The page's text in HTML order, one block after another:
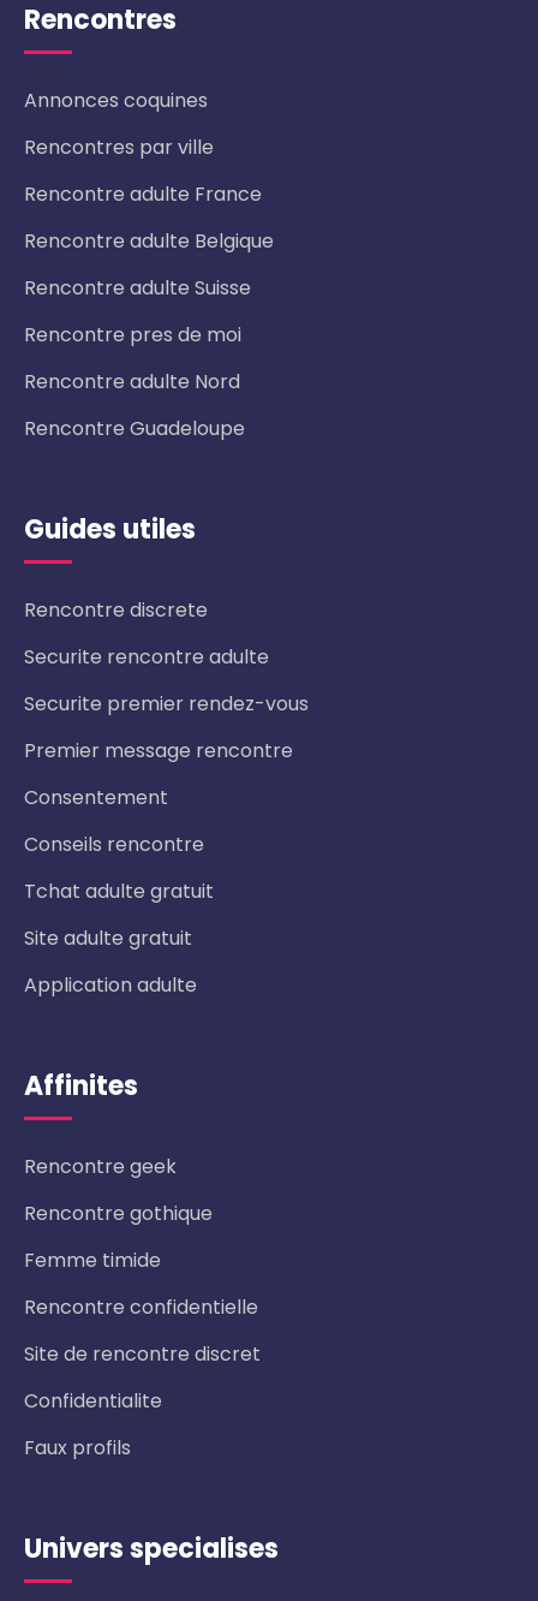
Rencontres
Annonces coquines
Rencontres par ville
Rencontre adulte France
Rencontre adulte Belgique
Rencontre adulte Suisse
Rencontre pres de moi
Rencontre adulte Nord
Rencontre Guadeloupe
Guides utiles
Rencontre discrete
Securite rencontre adulte
Securite premier rendez-vous
Premier message rencontre
Consentement
Conseils rencontre
Tchat adulte gratuit
Site adulte gratuit
Application adulte
Affinites
Rencontre geek
Rencontre gothique
Femme timide
Rencontre confidentielle
Site de rencontre discret
Confidentialite
Faux profils
Univers specialises